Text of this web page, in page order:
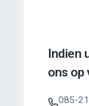
Indien
ons op
085-